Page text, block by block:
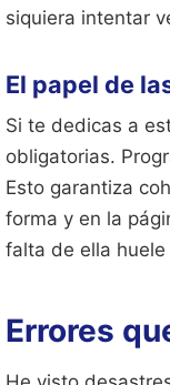
siquiera intentar
El papel de
Si te dedicas a
obligatorias.
Esto garantiza
forma y en la
falta de ella
Errores